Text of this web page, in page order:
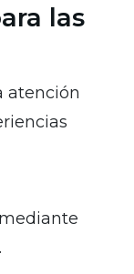
las
atención